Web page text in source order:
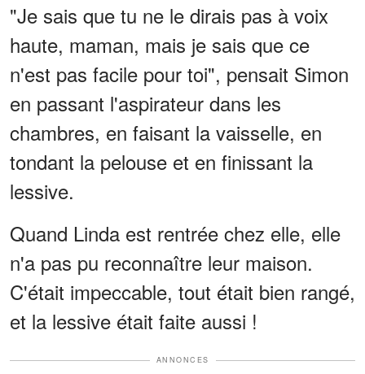
"Je sais que tu ne le dirais pas à voix
haute, maman, mais je sais que ce
n'est pas facile pour toi", pensait Simon
en passant l'aspirateur dans les
chambres, en faisant la vaisselle, en
tondant la pelouse et en finissant la
lessive.
Quand Linda est rentrée chez elle, elle
n'a pas pu reconnaître leur maison.
C'était impeccable, tout était bien rangé,
et la lessive était faite aussi !
ANNONCES